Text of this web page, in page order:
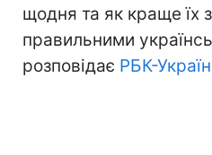
щодня та як краще їх
правильними
розповідає РБК-